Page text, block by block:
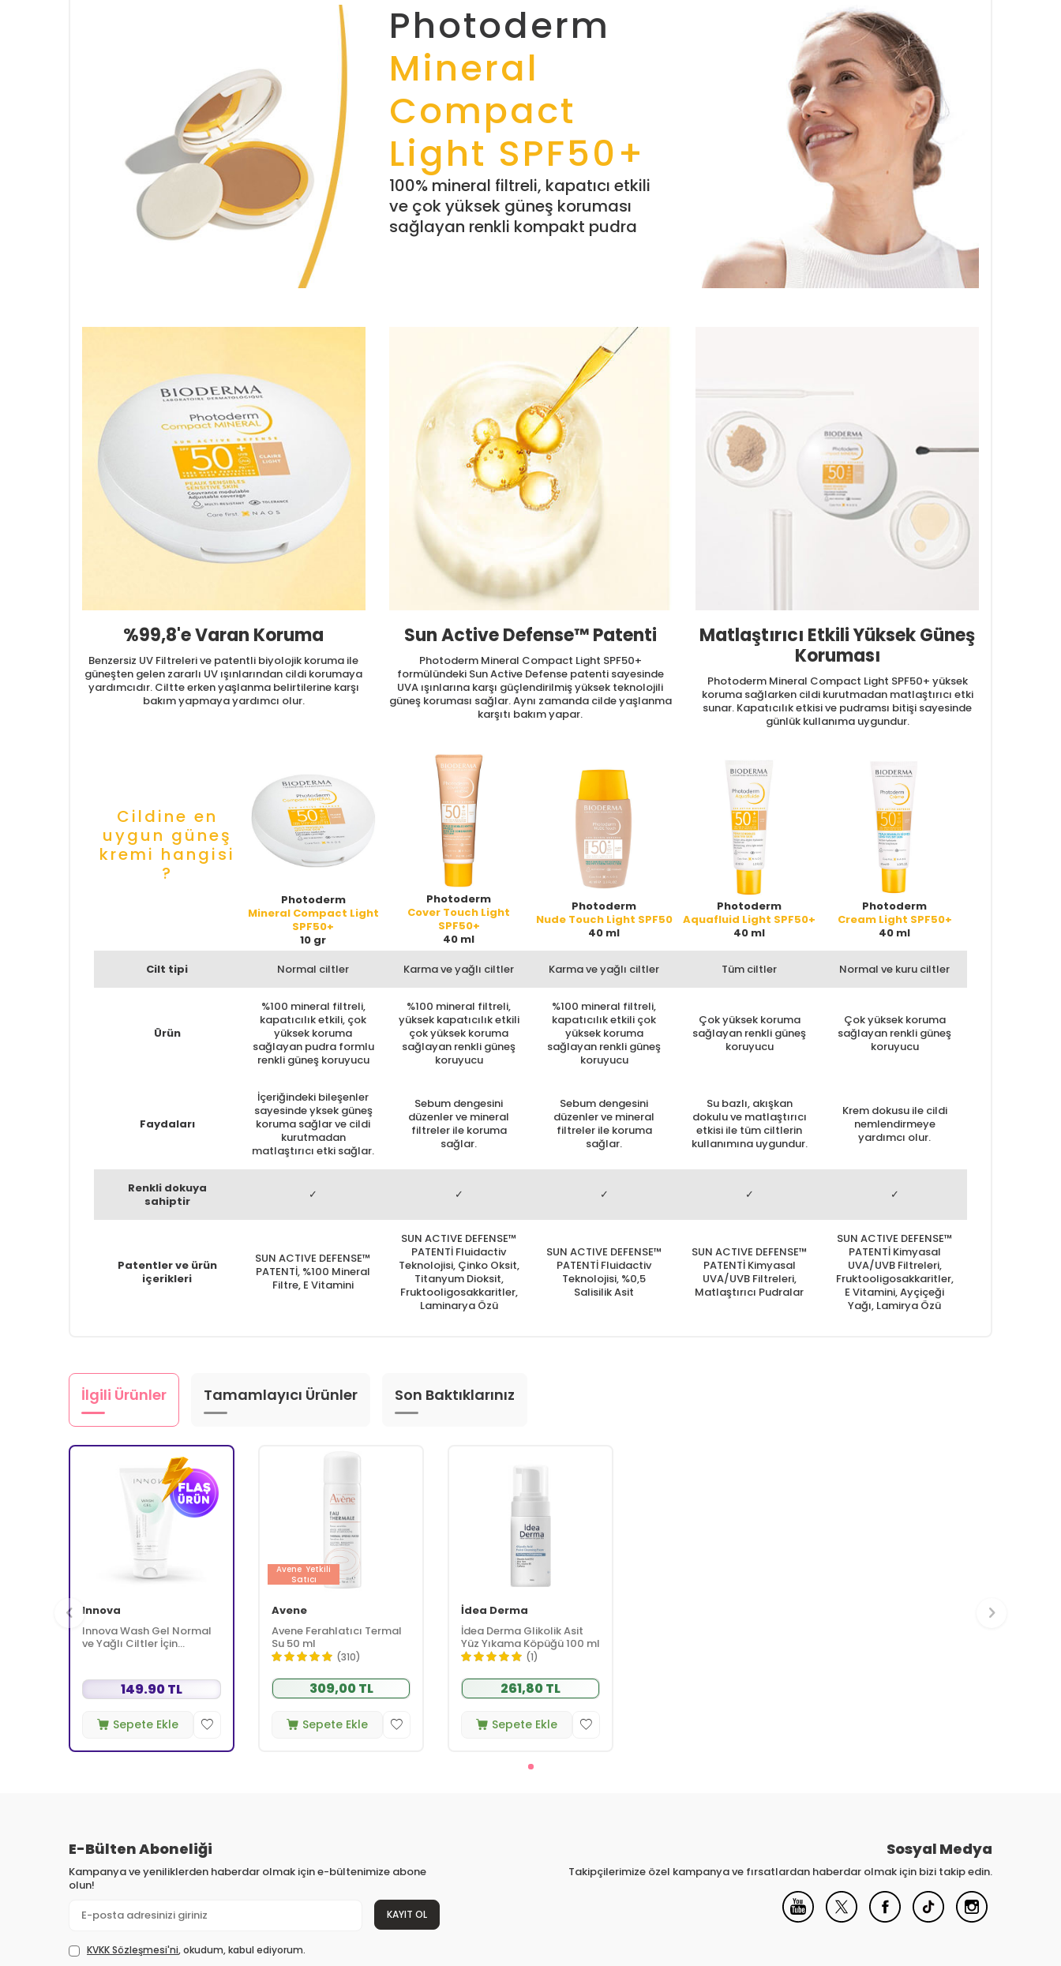
Photoderm
Mineral
Compact
Light SPF50+
100% mineral filtreli, kapatıcı etkili
ve çok yüksek güneş koruması
sağlayan renkli kompakt pudra
%99,8'e Varan Koruma
Benzersiz UV Filtreleri ve patentli biyolojik koruma ile
güneşten gelen zararlı UV ışınlarından cildi korumaya
yardımcıdır. Ciltte erken yaşlanma belirtilerine karşı
bakım yapmaya yardımcı olur.
Sun Active Defense™ Patenti
Photoderm Mineral Compact Light SPF50+
formülündeki Sun Active Defense patenti sayesinde
UVA ışınlarına karşı güçlendirilmiş yüksek teknolojili
güneş koruması sağlar. Aynı zamanda cilde yaşlanma
karşıtı bakım yapar.
Matlaştırıcı Etkili Yüksek Güneş
Koruması
Photoderm Mineral Compact Light SPF50+ yüksek
koruma sağlarken cildi kurutmadan matlaştırıcı etki
sunar. Kapatıcılık etkisi ve pudramsı bitişi sayesinde
günlük kullanıma uygundur.
Cildine en
uygun güneş
kremi hangisi
?
Photoderm
Mineral Compact Light
SPF50+
10 gr
Photoderm
Cover Touch Light
SPF50+
40 ml
Photoderm
Nude Touch Light SPF50
40 ml
Photoderm
Aquafluid Light SPF50+
40 ml
Photoderm
Cream Light SPF50+
40 ml
Cilt tipi Normal ciltler Karma ve yağlı ciltler Karma ve yağlı ciltler Tüm ciltler Normal ve kuru ciltler
Ürün
%100 mineral filtreli,
kapatıcılık etkili, çok
yüksek koruma
sağlayan pudra formlu
renkli güneş koruyucu
%100 mineral filtreli,
yüksek kapatıcılık etkili
çok yüksek koruma
sağlayan renkli güneş
koruyucu
%100 mineral filtreli,
kapatıcılık etkili çok
yüksek koruma
sağlayan renkli güneş
koruyucu
Çok yüksek koruma
sağlayan renkli güneş
koruyucu
Çok yüksek koruma
sağlayan renkli güneş
koruyucu
Faydaları
İçeriğindeki bileşenler
sayesinde yksek güneş
koruma sağlar ve cildi
kurutmadan
matlaştırıcı etki sağlar.
Sebum dengesini
düzenler ve mineral
filtreler ile koruma
sağlar.
Sebum dengesini
düzenler ve mineral
filtreler ile koruma
sağlar.
Su bazlı, akışkan
dokulu ve matlaştırıcı
etkisi ile tüm ciltlerin
kullanımına uygundur.
Krem dokusu ile cildi
nemlendirmeye
yardımcı olur.
Renkli dokuya
sahiptir
✓ ✓ ✓ ✓ ✓
Patentler ve ürün
içerikleri
SUN ACTIVE DEFENSE™
PATENTİ, %100 Mineral
Filtre, E Vitamini
SUN ACTIVE DEFENSE™
PATENTİ Fluidactiv
Teknolojisi, Çinko Oksit,
Titanyum Dioksit,
Fruktooligosakkaritler,
Laminarya Özü
SUN ACTIVE DEFENSE™
PATENTİ Fluidactiv
Teknolojisi, %0,5
Salisilik Asit
SUN ACTIVE DEFENSE™
PATENTİ Kimyasal
UVA/UVB Filtreleri,
Matlaştırıcı Pudralar
SUN ACTIVE DEFENSE™
PATENTİ Kimyasal
UVA/UVB Filtreleri,
Fruktooligosakkaritler,
E Vitamini, Ayçiçeği
Yağı, Lamirya Özü
İlgili Ürünler Tamamlayıcı Ürünler Son Baktıklarınız
Innova
Innova Wash Gel Normal
ve Yağlı Ciltler İçin
149.90 TL
Sepete Ekle
Avene Yetkili
Satıcı
Avene
Avene Ferahlatıcı Termal
Su 50 ml
(310)
309,00 TL
Sepete Ekle
İdea Derma
İdea Derma Glikolik Asit
Yüz Yıkama Köpüğü 100 ml
(1)
261,80 TL
Sepete Ekle
E-Bülten Aboneliği
Kampanya ve yeniliklerden haberdar olmak için e-bültenimize abone
olun!
KAYIT OL
KVKK Sözleşmesi'ni, okudum, kabul ediyorum.
Sosyal Medya
Takipçilerimize özel kampanya ve fırsatlardan haberdar olmak için bizi takip edin.